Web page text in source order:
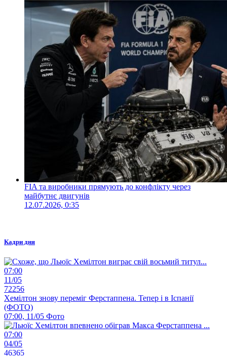
FIA та виробники прямують до конфлікту через
майбутнє двигунів
12.07.2026, 0:35
Кадри дня
07:00
11/05
72256
Хемілтон знову переміг Ферстаппена. Тепер і в Іспанії
(ФОТО)
07:00, 11/05 Фото
07:00
04/05
46365